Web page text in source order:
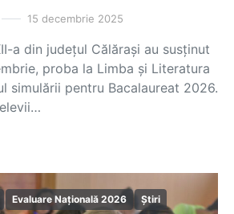
15 decembrie 2025
a din județul Călărași au susținut
proba la Limba și Literatura
simulării pentru Bacalaureat 2026.
Evaluare Națională 2026 Știri